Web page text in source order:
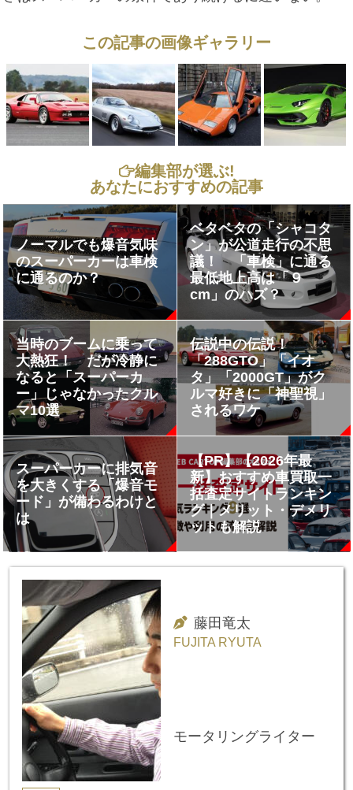
この記事の画像ギャラリー
編集部が選ぶ!
あなたにおすすめの記事
ノーマルでも爆音気味
のスーパーカーは車検
に通るのか？
ベタベタの「シャコタ
ン」が公道走行の不思
議！ 「車検」に通る
最低地上高は「９
cm」のハズ？
当時のブームに乗って
大熱狂！ だが冷静に
なると「スーパーカ
ー」じゃなかったクル
マ10選
伝説中の伝説！
「288GTO」「イオ
タ」「2000GT」がク
ルマ好きに「神聖視」
されるワケ
スーパーカーに排気音
を大きくする「爆音モ
ード」が備わるわけと
は
【PR】【2026年最
新】おすすめ車買取一
括査定サイトランキン
グ｜メリット・デメリ
ットも解説
藤田竜太
FUJITA RYUTA
モータリングライター